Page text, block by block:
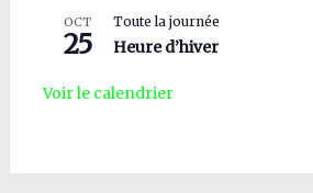
OCT
25
Toute la journée
Heure d’hiver
Voir le calendrier